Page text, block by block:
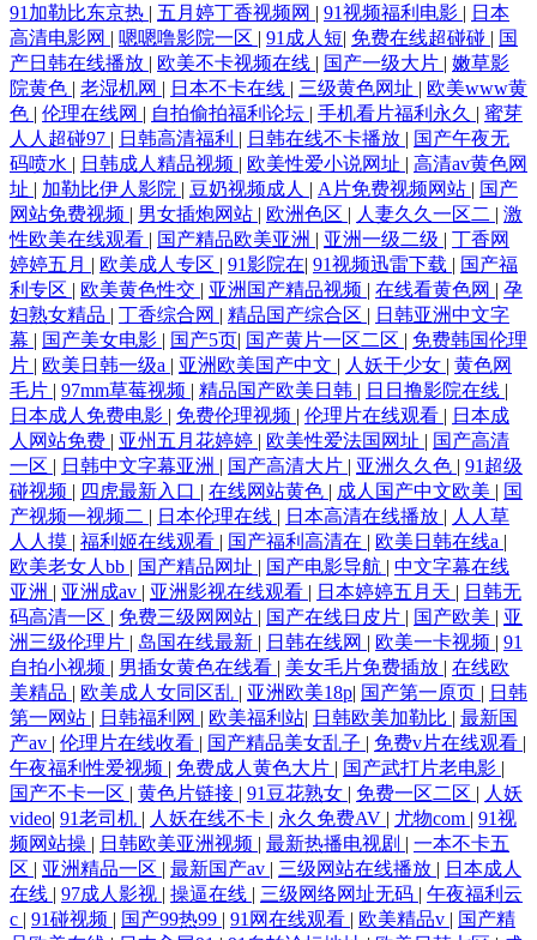
91加勒比东京热 | 五月婷丁香视频网 | 91视频福利电影 | 日本
高清电影网 | 嗯嗯噜影院一区 | 91成人短| 免费在线超碰碰 | 国
产日韩在线播放 | 欧美不卡视频在线 | 国产一级大片 | 嫩草影
院黄色 | 老湿机网 | 日本不卡在线 | 三级黄色网址 | 欧美www黄
色 | 伦理在线网 | 自拍偷拍福利论坛 | 手机看片福利永久 | 蜜芽
人人超碰97 | 日韩高清福利 | 日韩在线不卡播放 | 国产午夜无
码喷水 | 日韩成人精品视频 | 欧美性爱小说网址 | 高清av黄色网
址 | 加勒比伊人影院 | 豆奶视频成人 | A片免费视频网站 | 国产
网站免费视频 | 男女插炮网站 | 欧洲色区 | 人妻久久一区二 | 激
性欧美在线观看 | 国产精品欧美亚洲 | 亚洲一级二级 | 丁香网
婷婷五月 | 欧美成人专区 | 91影院在| 91视频迅雷下载 | 国产福
利专区 | 欧美黄色性交 | 亚洲国产精品视频 | 在线看黄色网 | 孕
妇熟女精品 | 丁香综合网 | 精品国产综合区 | 日韩亚洲中文字
幕 | 国产美女电影 | 国产5页| 国产黄片一区二区 | 免费韩国伦理
片 | 欧美日韩一级a | 亚洲欧美国产中文 | 人妖干少女 | 黄色网
毛片 | 97mm草莓视频 | 精品国产欧美日韩 | 日日撸影院在线 |
日本成人免费电影 | 免费伦理视频 | 伦理片在线观看 | 日本成
人网站免费 | 亚州五月花婷婷 | 欧美性爱法国网址 | 国产高清
一区 | 日韩中文字幕亚洲 | 国产高清大片 | 亚洲久久色 | 91超级
碰视频 | 四虎最新入口 | 在线网站黄色 | 成人国产中文欧美 | 国
产视频一视频二 | 日本伦理在线 | 日本高清在线播放 | 人人草
人人摸 | 福利姬在线观看 | 国产福利高清在 | 欧美日韩在线a |
欧美老女人bb | 国产精品网址 | 国产电影导航 | 中文字幕在线
亚洲 | 亚洲成av | 亚洲影视在线观看 | 日本婷婷五月天 | 日韩无
码高清一区 | 免费三级网网站 | 国产在线日皮片 | 国产欧美 | 亚
洲三级伦理片 | 岛国在线最新 | 日韩在线网 | 欧美一卡视频 | 91
自拍小视频 | 男插女黄色在线看 | 美女毛片免费插放 | 在线欧
美精品 | 欧美成人女同区乱 | 亚洲欧美18p| 国产第一原页 | 日韩
第一网站 | 日韩福利网 | 欧美福利站| 日韩欧美加勒比 | 最新国
产av | 伦理片在线收看 | 国产精品美女乱子 | 免费v片在线观看 |
午夜福利性爱视频 | 免费成人黄色大片 | 国产武打片老电影 |
国产不卡一区 | 黄色片链接 | 91豆花熟女 | 免费一区二区 | 人妖
video| 91老司机 | 人妖在线不卡 | 永久免费AV | 尤物com | 91视
频网站操 | 日韩欧美亚洲视频 | 最新热播电视剧 | 一本不卡五
区 | 亚洲精品一区 | 最新国产av | 三级网站在线播放 | 日本成人
在线 | 97成人影视 | 操逼在线 | 三级网络网址无码 | 午夜福利云
c | 91碰视频 | 国产99热99 | 91网在线观看 | 欧美精品v | 国产精